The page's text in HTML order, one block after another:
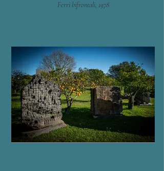
Ferri bifrontali, 1978